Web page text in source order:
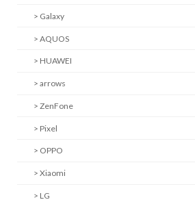
> Galaxy
> AQUOS
> HUAWEI
> arrows
> ZenFone
> Pixel
> OPPO
> Xiaomi
> LG